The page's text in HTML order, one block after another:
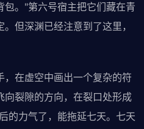
。"第六号宿主把它们藏在青
但深渊已经注意到了这里，
在虚空中画出一个复杂的符
裂隙的方向，在裂口处形成
的力气了，能拖延七天。七天